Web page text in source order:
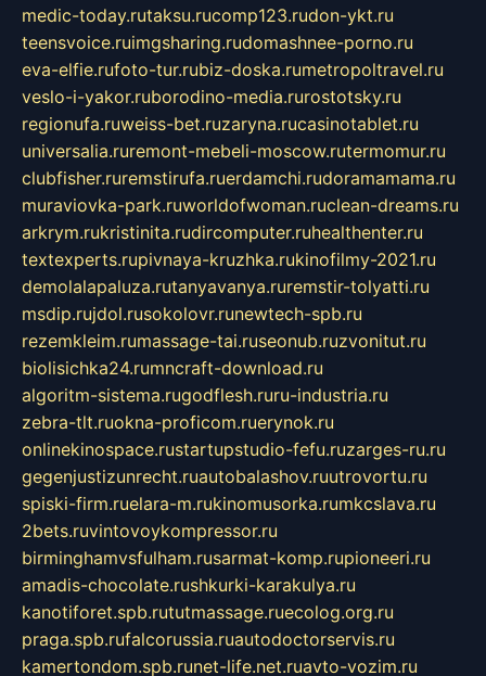
medic-today.rutaksu.rucomp123.rudon-ykt.ru
teensvoice.ruimgsharing.rudomashnee-porno.ru
eva-elfie.rufoto-tur.rubiz-doska.rumetropoltravel.ru
veslo-i-yakor.ruborodino-media.rurostotsky.ru
regionufa.ruweiss-bet.ruzaryna.rucasinotablet.ru
universalia.ruremont-mebeli-moscow.rutermomur.ru
clubfisher.ruremstirufa.ruerdamchi.rudoramamama.ru
muraviovka-park.ruworldofwoman.ruclean-dreams.ru
arkrym.rukristinita.rudircomputer.ruhealthenter.ru
textexperts.rupivnaya-kruzhka.rukinofilmy-2021.ru
demolalapaluza.rutanyavanya.ruremstir-tolyatti.ru
msdip.rujdol.rusokolovr.runewtech-spb.ru
rezemkleim.rumassage-tai.ruseonub.ruzvonitut.ru
biolisichka24.rumncraft-download.ru
algoritm-sistema.rugodflesh.ruru-industria.ru
zebra-tlt.ruokna-proficom.ruerynok.ru
onlinekinospace.rustartupstudio-fefu.ruzarges-ru.ru
gegenjustizunrecht.ruautobalashov.ruutrovortu.ru
spiski-firm.ruelara-m.rukinomusorka.rumkcslava.ru
2bets.ruvintovoykompressor.ru
birminghamvsfulham.rusarmat-komp.rupioneeri.ru
amadis-chocolate.rushkurki-karakulya.ru
kanotiforet.spb.rututmassage.ruecolog.org.ru
praga.spb.rufalcorussia.ruautodoctorservis.ru
kamertondom.spb.runet-life.net.ruavto-vozim.ru